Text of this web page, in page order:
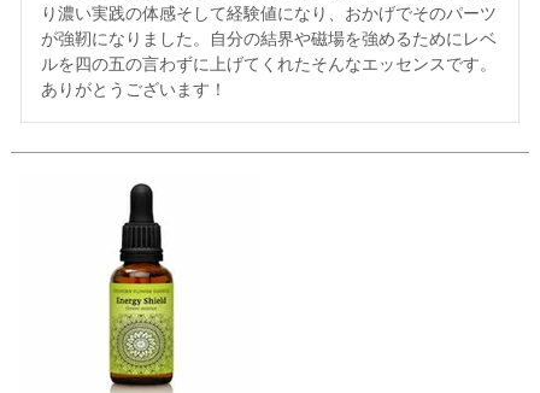
り濃い実践の体感そして経験値になり、おかげでそのパーツ
が強靭になりました。自分の結界や磁場を強めるためにレベ
ルを四の五の言わずに上げてくれたそんなエッセンスです。